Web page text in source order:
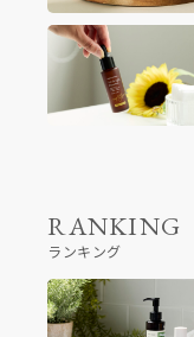
RANKING
ランキング